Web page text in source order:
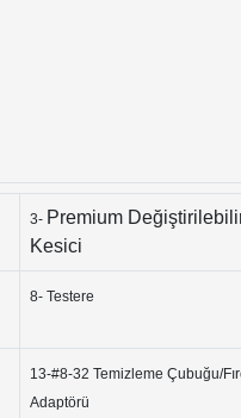
3- Premium
Kesici
8- Testere
13-#8-32 Temizleme Çubuğu/
Adaptörü